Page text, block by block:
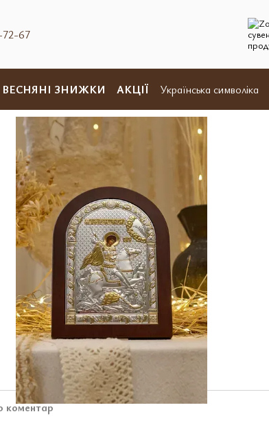
67
ВЕСНЯНІ ЗНИЖКИ АКЦІЇ Українська символіка
коментар